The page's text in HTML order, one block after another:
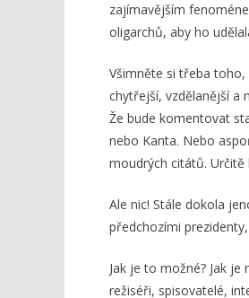
zajímavějším
oligarchů, aby ho
Všimněte si třeba
chytřejší, vzdělanější a
Že bude komentovat
nebo Kanta. Nebo
moudrých citátů. Určitě
Ale nic! Stále dokola
předchozími
Jak je to možné? Jak
režiséři, spisovatelé,